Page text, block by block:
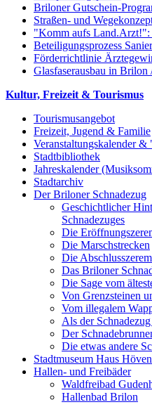
Briloner Gutschein-
Straßen- und
"Komm aufs Land.Arzt!":
Beteiligungsprozess
Förderrichtlinie
Glasfaserausbau in
Kultur, Freizeit & Tourismus
Tourismusangebot
Freizeit, Jugend & Familie
Veranstaltungskalender
Stadtbibliothek
Jahreskalender
Stadtarchiv
Der Briloner Schnadezug
Geschichtlicher
Schnadezuges
Die
Die Marschstrecken
Die
Das Briloner
Die Sage vom
Von Grenzsteinen
Vom illegalem
Als der
Der
Die etwas andere
Stadtmuseum Haus
Hallen- und Freibäder
Waldfreibad
Hallenbad Brilon